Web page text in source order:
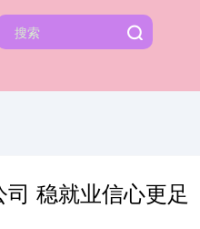
稳就业信心更足